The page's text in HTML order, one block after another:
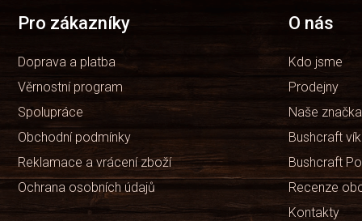
Pro zákazníky
Doprava a platba
Věrnostní program
Spolupráce
Obchodní podmínky
Reklamace a vrácení zboží
Ochrana osobních údajů
O nás
Kdo jsme
Prodejny
Naše
Bushcraft
Bushcraft
Recenze
Kontakty